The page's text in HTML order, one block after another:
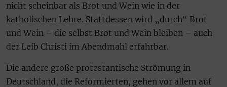
nicht scheinbar als Brot und Wein wie in der
katholischen Lehre. Stattdessen wird „durch“ Brot
und Wein – die selbst Brot und Wein bleiben – auch
der Leib Christi im Abendmahl erfahrbar.
Die andere große protestantische Strömung in
Deutschland, die Reformierten, gehen vor allem auf